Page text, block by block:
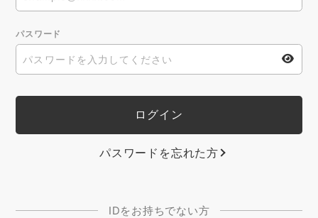
パスワード
パスワードを忘れた方
IDをお持ちでない方